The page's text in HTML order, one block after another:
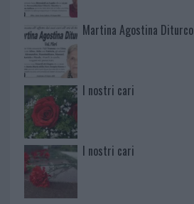
Martina Agostina Diturco
I nostri cari
I nostri cari